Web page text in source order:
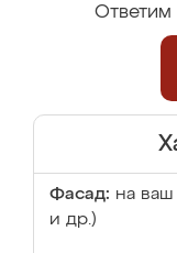
Ответим
Фасад: на
и др.)